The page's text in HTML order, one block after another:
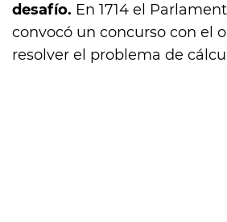
desafío. En 1714 el
convocó un concurso con el
resolver el problema de